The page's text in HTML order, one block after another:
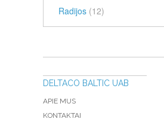
Radijos (12)
DELTACO BALTIC UAB
APIE MUS
KONTAKTAI